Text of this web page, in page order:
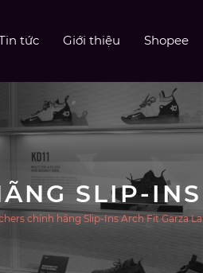
tức Giới thiệu Shopee
chính hãng Slip-Ins Arch Fit Garza